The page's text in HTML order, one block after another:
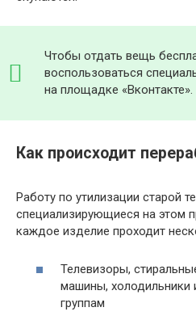
Чтобы отдать вещь
воспользоваться
на площадке «Вконтакте».
Как происходит
Работу по утилизации старой
специализирующиеся на этом
каждое изделие проходит
Телевизоры,
машины, холодильники
группам